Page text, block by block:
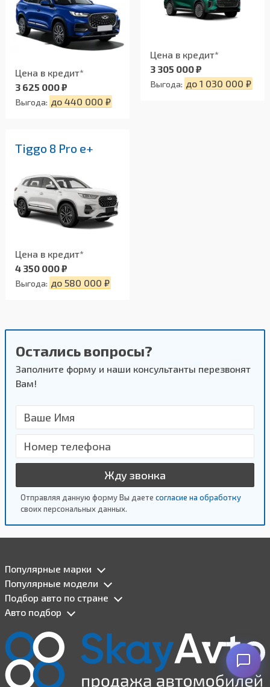
Цена в кредит*
3 625 000 ₽
Выгода: до 440 000 ₽
Цена в кредит*
3 305 000 ₽
Выгода: до 1 030 000 ₽
Tiggo 8 Pro e+
Цена в кредит*
4 350 000 ₽
Выгода: до 580 000 ₽
Остались вопросы?
Заполните форму и наши консультанты перезвонят
Вам!
Жду звонка
Отправляя данную форму Вы даете согласие на обработку
своих персональных данных.
Популярные марки
Популярные модели
Подбор авто по стране
Авто подбор